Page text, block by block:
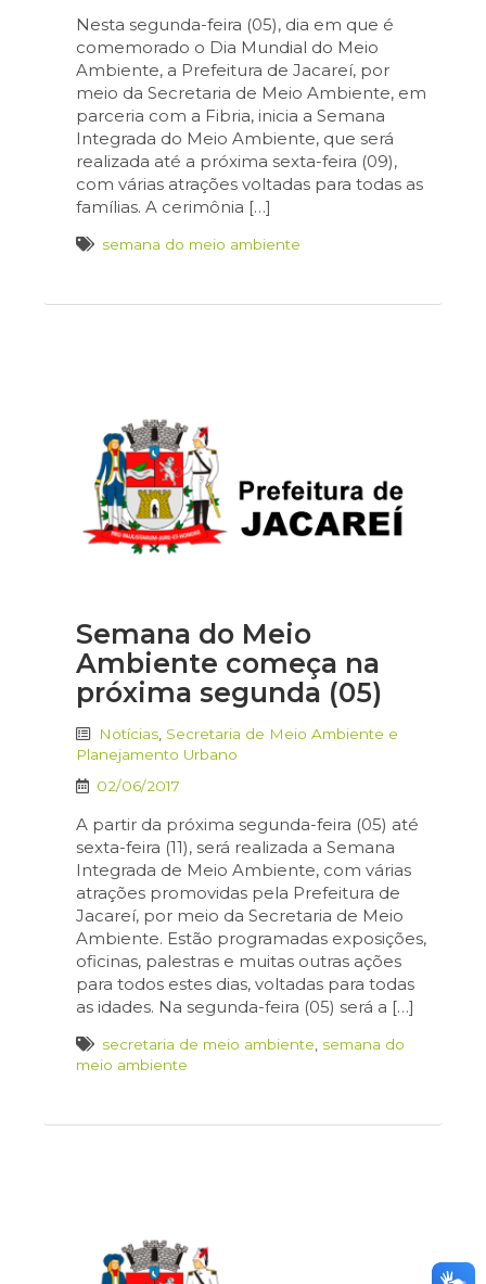
Nesta segunda-feira (05), dia em que é
comemorado o Dia Mundial do Meio
Ambiente, a Prefeitura de Jacareí, por
meio da Secretaria de Meio Ambiente, em
parceria com a Fibria, inicia a Semana
Integrada do Meio Ambiente, que será
realizada até a próxima sexta-feira (09),
com várias atrações voltadas para todas as
famílias. A cerimônia […]
semana do meio ambiente
Semana do Meio
Ambiente começa na
próxima segunda (05)
Notícias Secretaria de Meio Ambiente e
Planejamento Urbano
02/06/2017
A partir da próxima segunda-feira (05) até
sexta-feira (11), será realizada a Semana
Integrada de Meio Ambiente, com várias
atrações promovidas pela Prefeitura de
Jacareí, por meio da Secretaria de Meio
Ambiente. Estão programadas exposições,
oficinas, palestras e muitas outras ações
para todos estes dias, voltadas para todas
as idades. Na segunda-feira (05) será a […]
secretaria de meio ambiente semana do
meio ambiente